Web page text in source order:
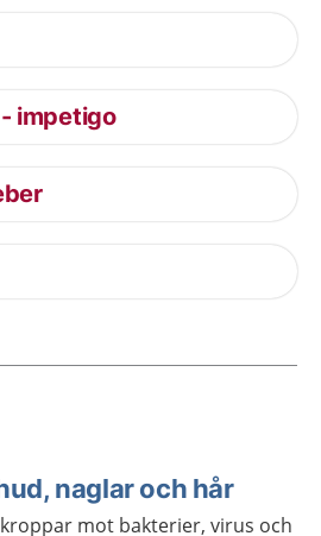
impetigo
naglar och hår
mot bakterier, virus och